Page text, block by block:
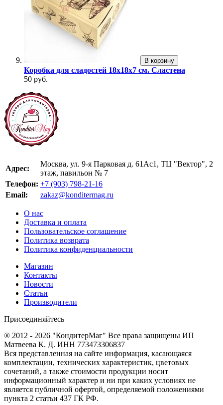
В корзину
Коробка для сладостей 18х18х7 см. Сластена
50 руб.
Адрес:
Москва, ул. 9-я Парковая д. 61Ас1, ТЦ "Вектор", 2
этаж, павильон № 7
Телефон: +7 (903) 798-21-16
Email:
zakaz@konditermag.ru
О нас
Доставка и оплата
Пользовательское соглашение
Политика возврата
Политика конфиденциальности
Магазин
Контакты
Новости
Статьи
Производители
Присоединяйтесь
® 2012 - 2026 "КондитерМаг" Все права защищены ИП
Матвеева К. Д. ИНН 773473306837
Вся представленная на сайте информация, касающаяся
комплектации, технических характеристик, цветовых
сочетаний, а также стоимости продукции носит
информационный характер и ни при каких условиях не
является публичной офертой, определяемой положениями
пункта 2 статьи 437 ГК РФ.